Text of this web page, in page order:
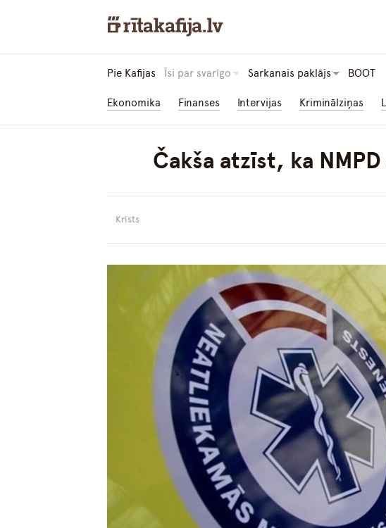
Pie Kafijas Īsi par svarīgo Sarkanais paklājs BOOT
Ekonomika Finanses Intervijas Kriminālziņas
Čakša atzīst, ka
Krists